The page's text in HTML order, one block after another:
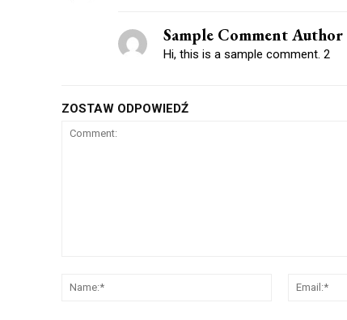
Sample Comment Author
Hi, this is a sample comment. 2
ZOSTAW ODPOWIEDŹ